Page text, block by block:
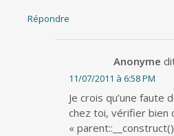
Répondre
Anonyme
11/07/2011 à 6:58 PM
Je crois qu’une faute
chez toi, vérifier bien
«